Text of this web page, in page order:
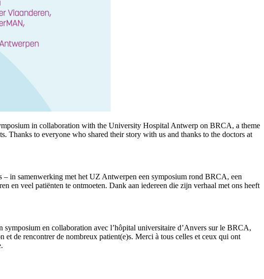
in collaboration with the University Hospital Antwerp on BRCA, a theme
Thanks to everyone who shared their story with us and thanks to the doctors at
in samenwerking met het UZ Antwerpen een symposium rond BRCA, een
en veel patiënten te ontmoeten. Dank aan iedereen die zijn verhaal met ons heeft
en collaboration avec l’hôpital universitaire d’Anvers sur le BRCA,
et de rencontrer de nombreux patient(e)s. Merci à tous celles et ceux qui ont